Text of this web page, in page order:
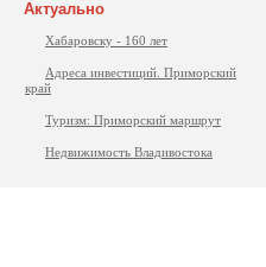
Актуально
Хабаровску - 160 лет
Адреса инвестиций. Приморский
край
Туризм: Приморский маршрут
Недвижимость Владивостока